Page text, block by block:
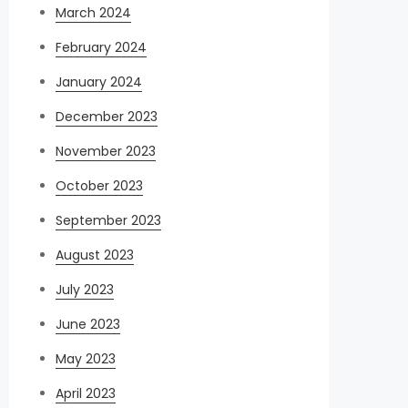
March 2024
February 2024
January 2024
December 2023
November 2023
October 2023
September 2023
August 2023
July 2023
June 2023
May 2023
April 2023